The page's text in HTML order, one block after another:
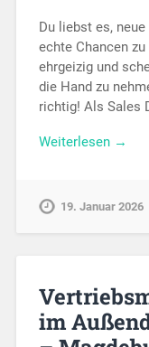
Du liebst es,
echte Chancen
ehrgeizig und
die Hand zu
richtig! Als Sales
Weiterlesen →
19. Januar 2026
im